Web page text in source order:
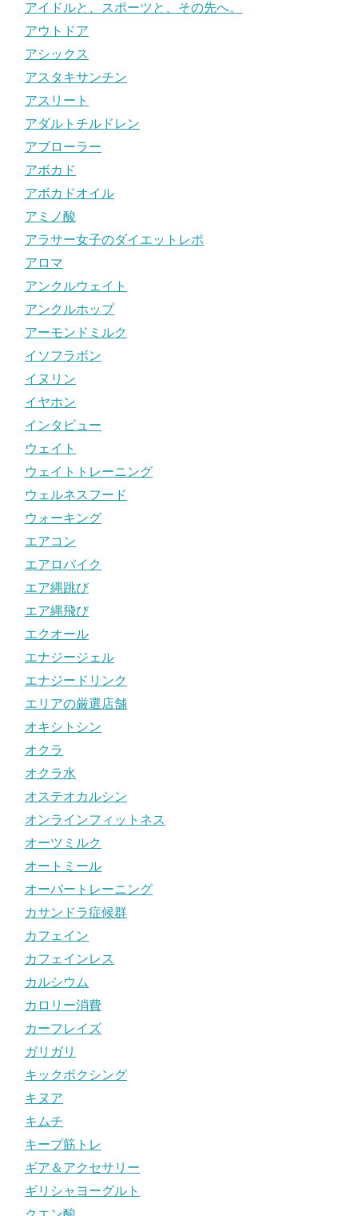
アイドルと、スポーツと、その先へ。
アウトドア
アシックス
アスタキサンチン
アスリート
アダルトチルドレン
アブローラー
アボカド
アボカドオイル
アミノ酸
アラサー女子のダイエットレポ
アロマ
アンクルウェイト
アンクルホップ
アーモンドミルク
イソフラボン
イヌリン
イヤホン
インタビュー
ウェイト
ウェイトトレーニング
ウェルネスフード
ウォーキング
エアコン
エアロバイク
エア縄跳び
エア縄飛び
エクオール
エナジージェル
エナジードリンク
エリアの厳選店舗
オキシトシン
オクラ
オクラ水
オステオカルシン
オンラインフィットネス
オーツミルク
オートミール
オーバートレーニング
カサンドラ症候群
カフェイン
カフェインレス
カルシウム
カロリー消費
カーフレイズ
ガリガリ
キックボクシング
キヌア
キムチ
キープ筋トレ
ギア＆アクセサリー
ギリシャヨーグルト